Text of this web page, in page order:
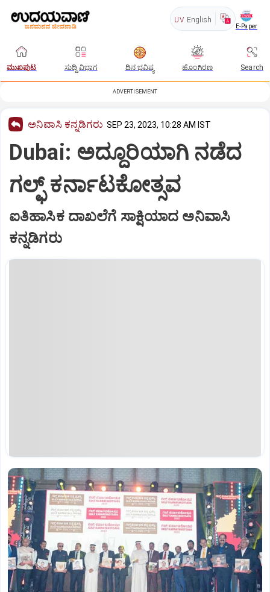
UV English
E-Paper
ಮುಖಪುಟ ಸುದ್ದಿ ವಿಭಾಗ ದಿನ ಭವಿಷ್ಯ ಹೊಂಗಿರಣ Search
ADVERTISEMENT
ಅನಿವಾಸಿ ಕನ್ನಡಿಗರು SEP 23, 2023, 10:28 AM IST
Dubai: ಅದ್ದೂರಿಯಾಗಿ ನಡೆದ
ಗಲ್ಫ್ ಕರ್ನಾಟಕೋತ್ಸವ
ಐತಿಹಾಸಿಕ ದಾಖಲೆಗೆ ಸಾಕ್ಷಿಯಾದ ಅನಿವಾಸಿ
ಕನ್ನಡಿಗರು